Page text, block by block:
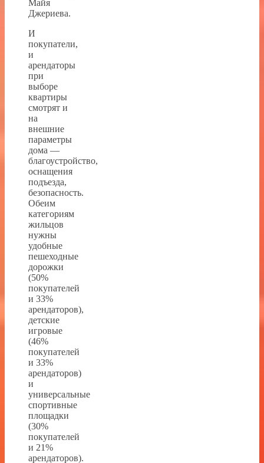
Майя
Джериева.
И
покупатели,
и
арендаторы
при
выборе
квартиры
смотрят и
на
внешние
параметры
дома —
благоустройство,
оснащения
подъезда,
безопасность.
Обеим
категориям
жильцов
нужны
удобные
пешеходные
дорожки
(50%
покупателей
и 33%
арендаторов),
детские
игровые
(46%
покупателей
и 33%
арендаторов)
и
универсальные
спортивные
площадки
(30%
покупателей
и 21%
арендаторов).